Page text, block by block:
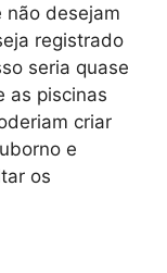
não desejam
registrado
seria quase
as piscinas
criar
e
os